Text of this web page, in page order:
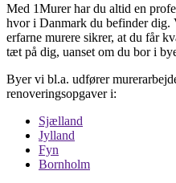
Med 1Murer har du altid en
hvor i Danmark du befinder
erfarne murere sikrer, at du får
tæt på dig, uanset om du bor i
Byer vi bl.a. udfører
renoveringsopgaver i:
Sjælland
Jylland
Fyn
Bornholm